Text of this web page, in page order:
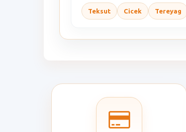
Teksut Cicek Tereyag